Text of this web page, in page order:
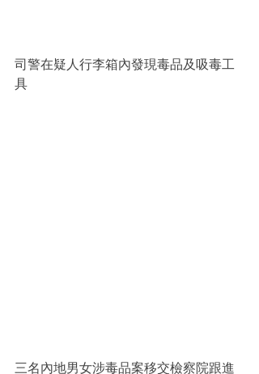
司警在疑人行李箱內發現毒品及吸毒工
具
三名內地男女涉毒品案移交檢察院跟進